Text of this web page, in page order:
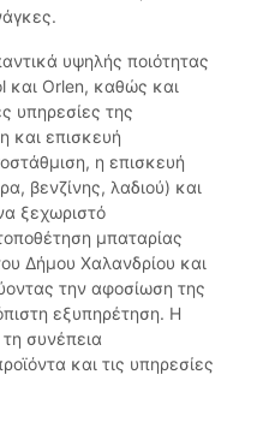
υψηλής ποιότητας
Orlen, καθώς και
υπηρεσίες της
και επισκευή
η επισκευή
βενζίνης, λαδιού) και
ξεχωριστό
μπαταρίας
Δήμου Χαλανδρίου και
την αφοσίωση της
εξυπηρέτηση. Η
συνέπεια
και τις υπηρεσίες